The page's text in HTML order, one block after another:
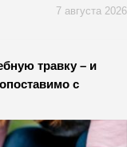
7 августа 2026
травку – и
с